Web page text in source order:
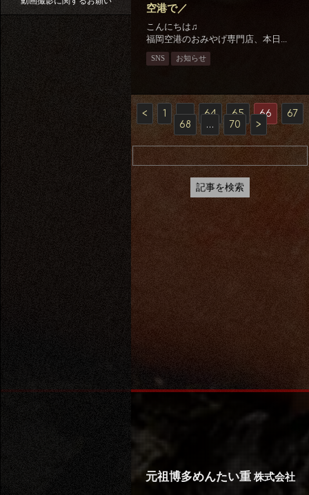
空港で／⁡
こんにちは♫
福岡空港のおみやげ専門店、本日...
SNS お知らせ
< 1 … 64 65 66
67
68
… 70 >
元祖博多めんたい重株式会社